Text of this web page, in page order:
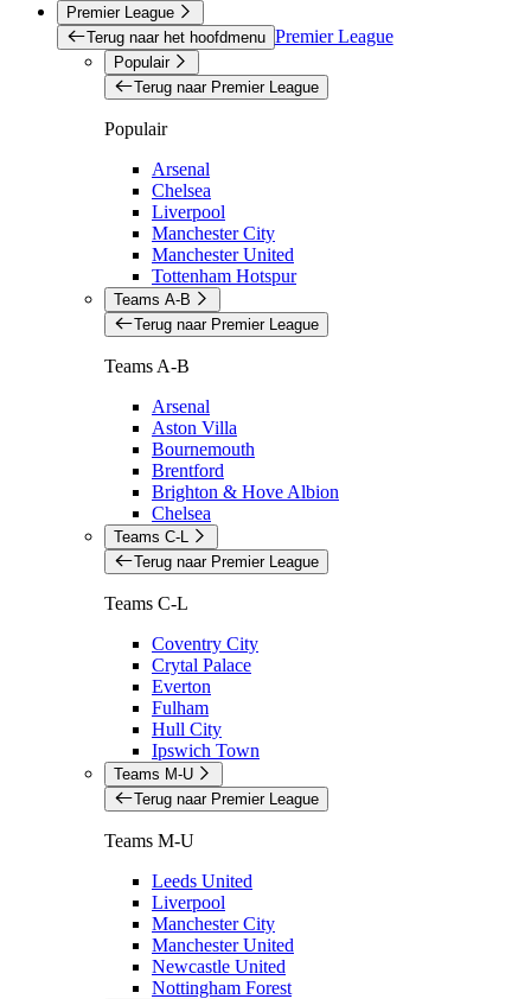
Premier League
Terug naar het hoofdmenu Premier League
Populair
Terug naar Premier League
Populair
Arsenal
Chelsea
Liverpool
Manchester City
Manchester United
Tottenham Hotspur
Teams A-B
Terug naar Premier League
Teams A-B
Arsenal
Aston Villa
Bournemouth
Brentford
Brighton & Hove Albion
Chelsea
Teams C-L
Terug naar Premier League
Teams C-L
Coventry City
Crytal Palace
Everton
Fulham
Hull City
Ipswich Town
Teams M-U
Terug naar Premier League
Teams M-U
Leeds United
Liverpool
Manchester City
Manchester United
Newcastle United
Nottingham Forest